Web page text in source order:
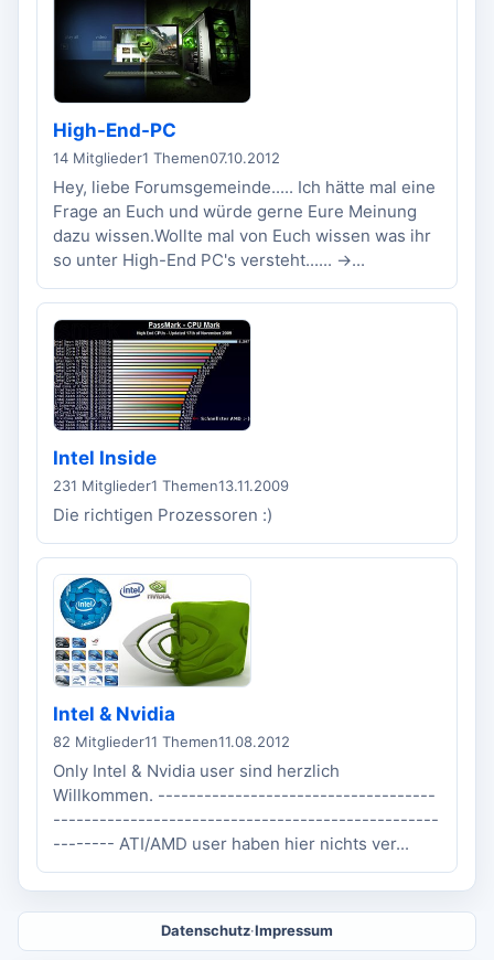
High-End-PC
14 Mitglieder1 Themen07.10.2012
Hey, liebe Forumsgemeinde..... Ich hätte mal eine
Frage an Euch und würde gerne Eure Meinung
dazu wissen.Wollte mal von Euch wissen was ihr
so unter High-End PC's versteht...... ->...
Intel Inside
231 Mitglieder1 Themen13.11.2009
Die richtigen Prozessoren :)
Intel & Nvidia
82 Mitglieder11 Themen11.08.2012
Only Intel & Nvidia user sind herzlich
Willkommen. ------------------------------------
--------------------------------------------------
-------- ATI/AMD user haben hier nichts ver...
Datenschutz·Impressum